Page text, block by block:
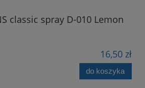
classic spray D-010 Lemon
16,50 zł
do koszyka